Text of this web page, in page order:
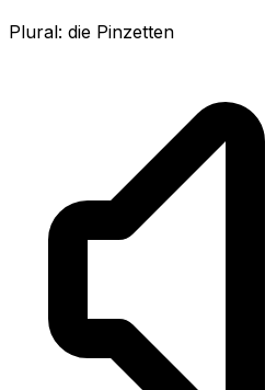
Plural: die Pinzetten